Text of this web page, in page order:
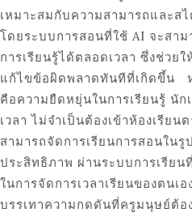
เหมาะสมกับความสามารถและส
โดยระบบการสอนที่ใช้ AI จะสา
การเรียนรู้ได้ตลอดเวลา ซึ่งช่วย
แก้ไขข้อผิดพลาดทันทีที่เกิดขึ้น
คือความยืดหยุ่นในการเรียนรู้ นัก
เวลา ไม่จำเป็นต้องเข้าห้องเรีย
สามารถจัดการเรียนการสอนใน
ประสิทธิภาพ ผ่านระบบการเรีย
ในการจัดการเวลาเรียนของตน
บรรเทาความกดดันที่ครูมนุษย์ต้อ